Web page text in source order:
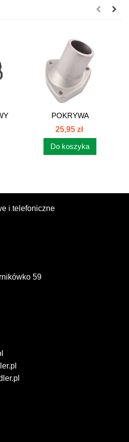
POKRYWA
TERMOSTATU 6 CYL C-
385...
25,95 zł
Do koszyka
i telefoniczne
59